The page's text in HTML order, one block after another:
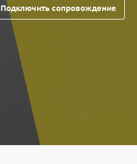
Подключить сопровождение